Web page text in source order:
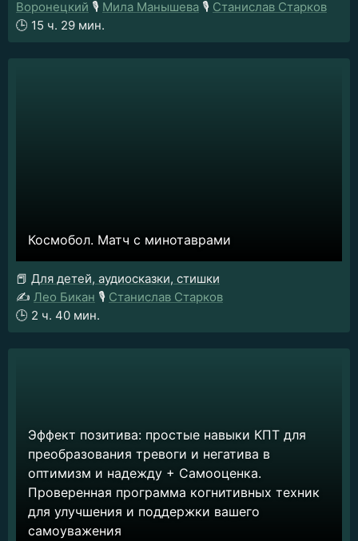
Воронецкий 🎙️ Мила Манышева 🎙️ Станислав Старков
🕒 15 ч. 29 мин.
Космобол. Матч с минотаврами
📕 Для детей, аудиосказки, стишки
✍️ Лео Бикан 🎙️ Станислав Старков
🕒 2 ч. 40 мин.
Эффект позитива: простые навыки КПТ для
преобразования тревоги и негатива в
оптимизм и надежду + Самооценка.
Проверенная программа когнитивных техник
для улучшения и поддержки вашего
самоуважения